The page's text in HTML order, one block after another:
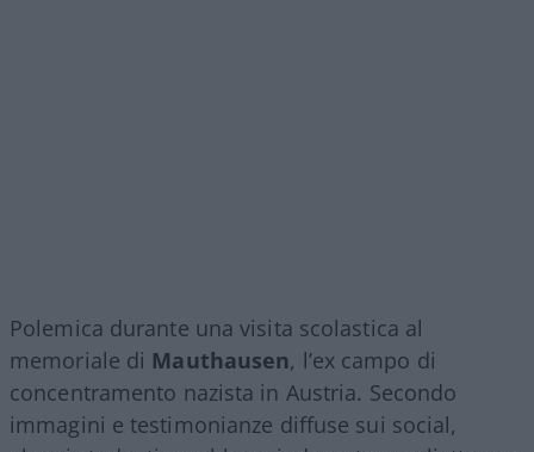
Polemica durante una visita scolastica al
memoriale di Mauthausen, l’ex campo di
concentramento nazista in Austria. Secondo
immagini e testimonianze diffuse sui social,